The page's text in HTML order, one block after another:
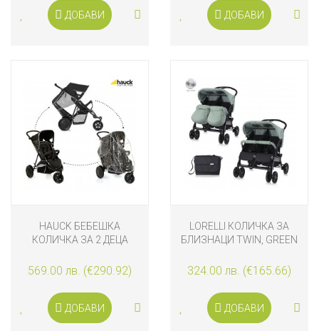
ДОБАВИ ДОБАВИ
HAUCK БЕБЕШКА
КОЛИЧКА ЗА 2 ДЕЦА
569.00 лв. (€290.92)
ДОБАВИ
LORELLI КОЛИЧКА ЗА
БЛИЗНАЦИ TWIN, GREEN
324.00 лв. (€165.66)
ДОБАВИ